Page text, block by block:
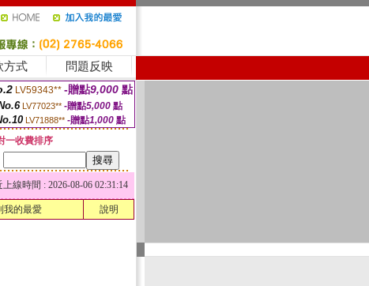
方式 問題反映
LV59343** -贈點9,000 點
LV77023** -贈點5,000點
LV71888** -贈點1,000 點
一收費排序
上線時間 : 2026-08-06 02:31:14
我的最愛 說明